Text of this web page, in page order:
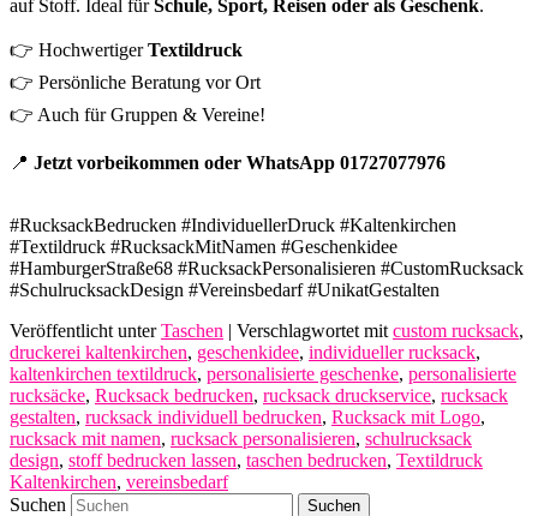
auf Stoff. Ideal fürSchule, Sport, Reisen oder als Geschenk.
👉 HochwertigerTextildruck
👉 Persönliche Beratung vor Ort
👉 Auch für Gruppen & Vereine!
📍 Jetzt vorbeikommen oder WhatsApp 01727077976
#RucksackBedrucken #IndividuellerDruck #Kaltenkirchen
#Textildruck #RucksackMitNamen #Geschenkidee
#HamburgerStraße68 #RucksackPersonalisieren #CustomRucksack
#SchulrucksackDesign #Vereinsbedarf #UnikatGestalten
Veröffentlicht unter Taschen | Verschlagwortet mit custom rucksack,
druckerei kaltenkirchen, geschenkidee, individueller rucksack,
kaltenkirchen textildruck, personalisierte geschenke, personalisierte
rucksäcke, Rucksack bedrucken, rucksack druckservice, rucksack
gestalten, rucksack individuell bedrucken, Rucksack mit Logo,
rucksack mit namen, rucksack personalisieren, schulrucksack
design, stoff bedrucken lassen, taschen bedrucken, Textildruck
Kaltenkirchen, vereinsbedarf
Suchen